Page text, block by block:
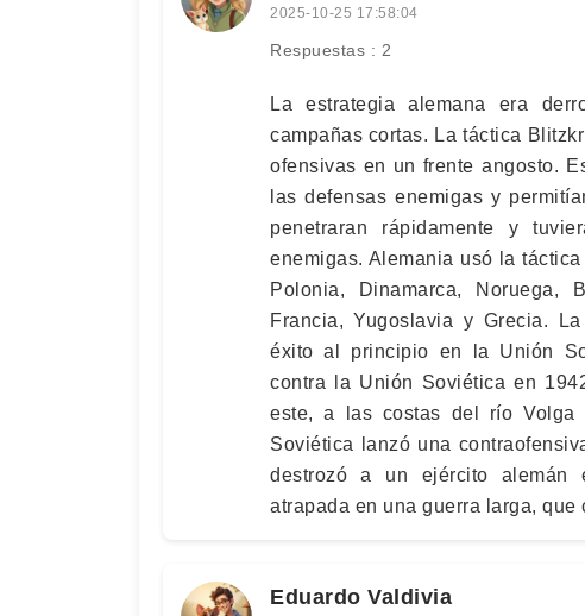
2025-10-25 17:58:04
Respuestas : 2
La estrategia alemana era
campañas cortas. La táctica
ofensivas en un frente angosto.
las defensas enemigas y
penetraran rápidamente y
enemigas. Alemania usó la
Polonia, Dinamarca, Noruega,
Francia, Yugoslavia y Grecia.
éxito al principio en la Unión
contra la Unión Soviética en
este, a las costas del río
Soviética lanzó una
destrozó a un ejército alemán
atrapada en una guerra larga,
Eduardo Valdivia